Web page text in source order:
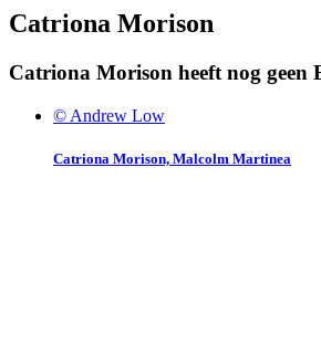
Catriona Morison
Catriona Morison heeft nog geen
© Andrew Low
Catriona Morison, Malcolm Martinea